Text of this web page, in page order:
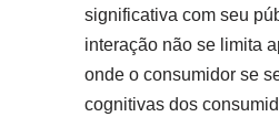
significativa com seu
interação não se limita
onde o consumidor se
cognitivas dos